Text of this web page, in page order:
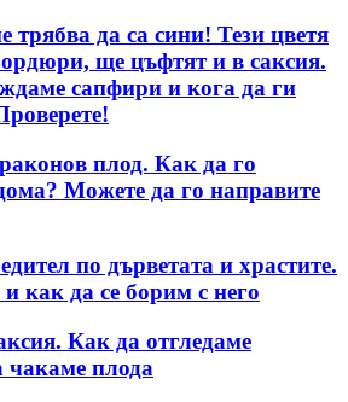
трябва да са сини! Тези цветя
ще цъфтят и в саксия.
сапфири и кога да ги
плод. Как да го
Можете да го направите
по дърветата и храстите.
как да се борим с него
Как да отгледаме
чакаме плода